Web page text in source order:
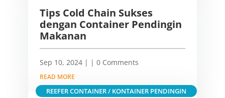
Tips Cold Chain Sukses
dengan Container Pendingin
Makanan
Sep 10, 2024| | 0 Comments
READ MORE
REEFER CONTAINER / KONTAINER PENDINGIN